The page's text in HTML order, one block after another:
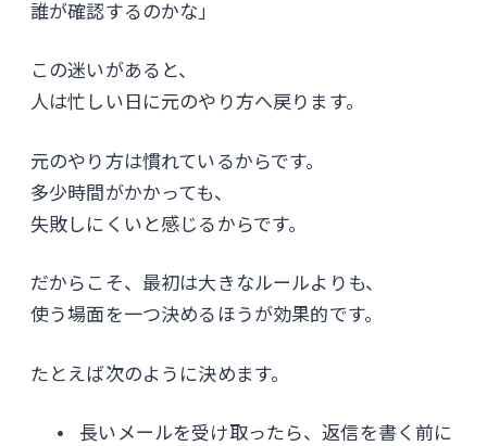
誰が確認するのかな」
この迷いがあると、
人は忙しい日に元のやり方へ戻ります。
元のやり方は慣れているからです。
多少時間がかかっても、
失敗しにくいと感じるからです。
だからこそ、最初は大きなルールよりも、
使う場面を一つ決めるほうが効果的です。
たとえば次のように決めます。
長いメールを受け取ったら、返信を書く前に